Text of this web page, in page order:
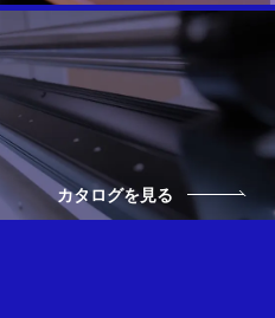
カタログを見る